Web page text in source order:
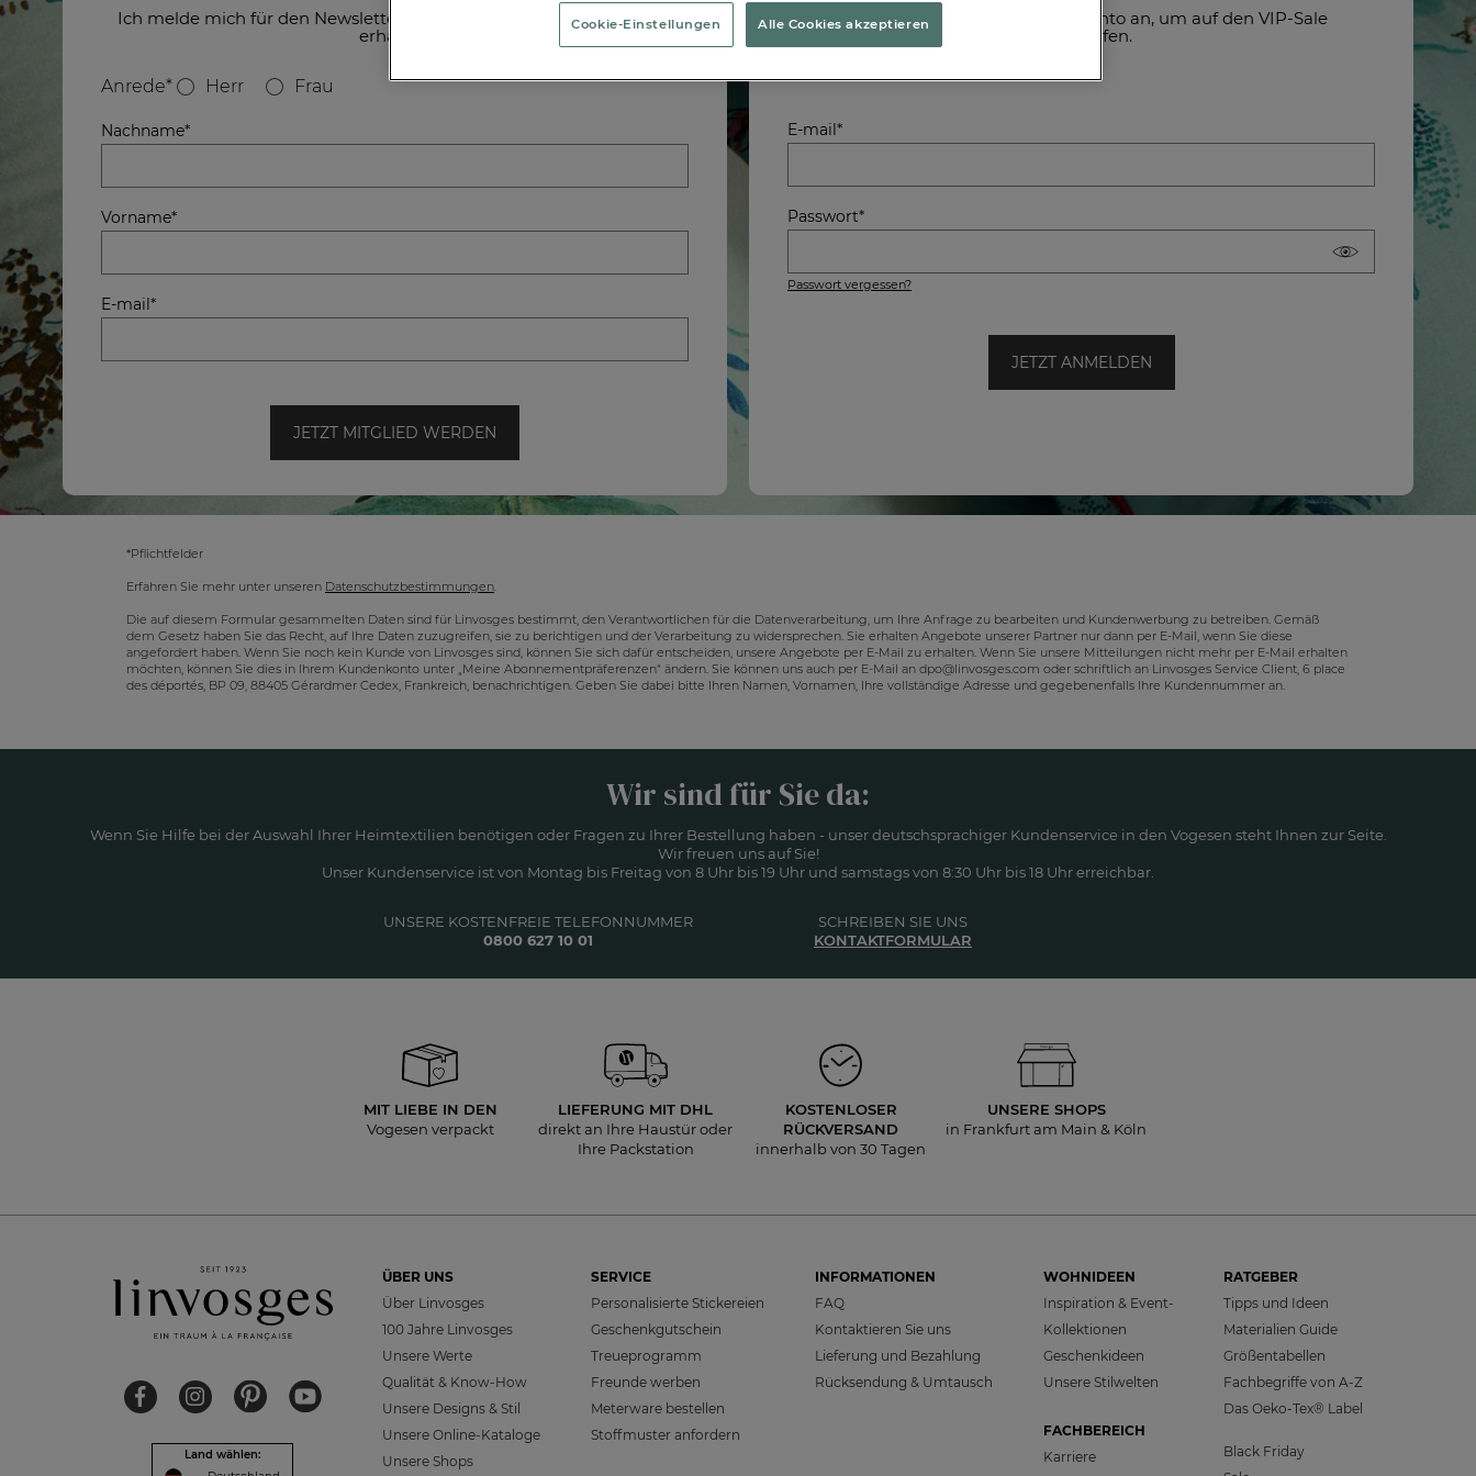
Ich melde mich für den Newsletter an, um Zugang zum VIP-Sale zu
erhalten.
Anrede* Herr Frau
Nachname*
Vorname*
E-mail*
JETZT MITGLIED WERDEN
Ich melde mich mit meinem Konto an, um auf den VIP-Sale
zuzugreifen.
E-mail*
Passwort*
Passwort vergessen?
JETZT ANMELDEN
*Pflichtfelder
Erfahren Sie mehr unter unseren Datenschutzbestimmungen
Die auf diesem Formular gesammelten Daten sind für Linvosges bestimmt, den Verantwortlichen für die Datenverarbeitung, um Ihre Anfrage zu bearbeiten und Kundenwerbung zu betreiben. Gemäß
dem Gesetz haben Sie das Recht, auf Ihre Daten zuzugreifen, sie zu berichtigen und der Verarbeitung zu widersprechen. Sie erhalten Angebote unserer Partner nur dann per E-Mail, wenn Sie diese
angefordert haben. Wenn Sie noch kein Kunde von Linvosges sind, können Sie sich dafür entscheiden, unsere Angebote per E-Mail zu erhalten. Wenn Sie unsere Mitteilungen nicht mehr per E-Mail erhalten
möchten, können Sie dies in Ihrem Kundenkonto unter „Meine Abonnementpräferenzen“ ändern. Sie können uns auch per E-Mail an dpo@linvosges.com oder schriftlich an Linvosges Service Client, 6 place
des déportés, BP 09, 88405 Gérardmer Cedex, Frankreich, benachrichtigen. Geben Sie dabei bitte Ihren Namen, Vornamen, Ihre vollständige Adresse und gegebenenfalls Ihre Kundennummer an.
Wir sind für Sie da:
Wenn Sie Hilfe bei der Auswahl Ihrer Heimtextilien benötigen oder Fragen zu Ihrer Bestellung haben - unser deutschsprachiger Kundenservice in den Vogesen steht Ihnen zur Seite.
Wir freuen uns auf Sie!
Unser Kundenservice ist von Montag bis Freitag von 8 Uhr bis 19 Uhr und samstags von 8:30 Uhr bis 18 Uhr erreichbar.
UNSERE KOSTENFREIE TELEFONNUMMER
0800 627 10 01
SCHREIBEN SIE UNS
KONTAKTFORMULAR
MIT LIEBE IN DEN
Vogesen verpackt
LIEFERUNG MIT DHL
direkt an Ihre Haustür oder
Ihre Packstation
KOSTENLOSER
RÜCKVERSAND
innerhalb von 30 Tagen
UNSERE SHOPS
in Frankfurt am Main & Köln
Land wählen:
ÜBER UNS
Über Linvosges
100 Jahre Linvosges
Unsere Werte
Qualität & Know-How
Unsere Designs & Stil
Unsere Online-Kataloge
Unsere Shops
SERVICE
Personalisierte Stickereien
Geschenkgutschein
Treueprogramm
Freunde werben
Meterware bestellen
Stoffmuster anfordern
INFORMATIONEN
FAQ
Kontaktieren Sie uns
Lieferung und Bezahlung
Rücksendung & Umtausch
WOHNIDEEN
Inspiration & Event-
Kollektionen
Geschenkideen
Unsere Stilwelten
FACHBEREICH
Karriere
RATGEBER
Tipps und Ideen
Materialien Guide
Größentabellen
Fachbegriffe von A-Z
Das Oeko-Tex® Label
Black Friday
Cookie-Einstellungen Alle Cookies akzeptieren